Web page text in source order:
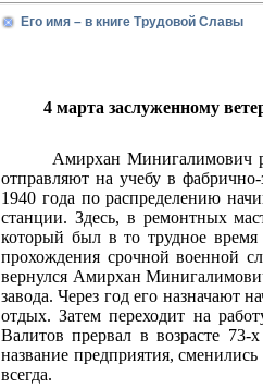
Его имя – в книге Трудовой Славы
4 марта заслуженному
Амирхан Минигалимович
отправляют на учебу в
1940 года по распределению
станции. Здесь, в ремонтных
который был в то трудное
прохождения срочной военной
вернулся Амирхан
завода. Через год его назначают
отдых. Затем переходит на
Валитов прервал в возрасте 73-
название предприятия,
всегда.